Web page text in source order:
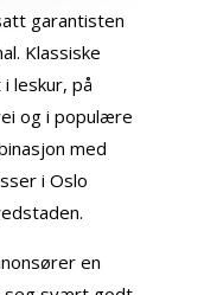
garantisten
Klassiske
leskur, på
og i populære
med
i Oslo
en